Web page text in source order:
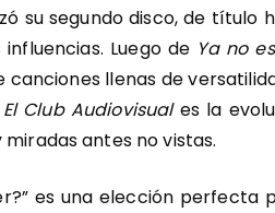
su segundo disco, de
Luego de Ya no
canciones llenas de
El Club Audiovisuales la
antes no vistas.
es una elección perfecta